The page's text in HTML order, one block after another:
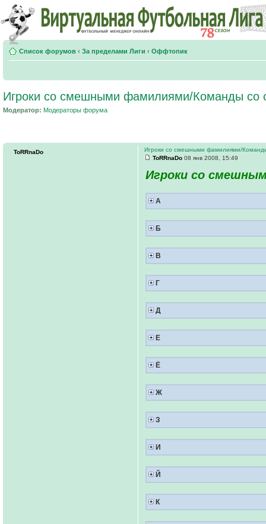
Список форумов ‹ За пределами Лиги ‹ Оффтопик
Игроки со смешными фамилиями/Команды со
Модератор: Модераторы форума
Игроки со смешными фамилиями/
ToRRnaDo 08 янв 2008, 15:49
Игроки со
А
Б
В
Г
Д
Е
Ё
Ж
З
И
Й
К
ToRRnaDo